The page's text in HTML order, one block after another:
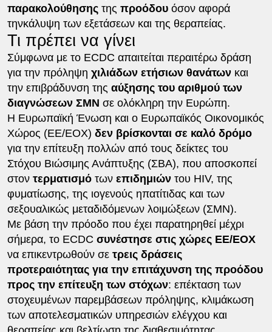
παρακολούθησηςτης προόδουόσον αφορά
τηνκάλυψη των εξετάσεων και της θεραπείας.
Τι πρέπει να γίνει
Σύμφωνα με το ECDC απαιτείται περαιτέρω δράση
για την πρόληψη χιλιάδων ετήσιων θανάτωνκαι
την επιβράδυνση της αύξησης του αριθμού των
διαγνώσεων ΣΜΝ σε ολόκληρη την Ευρώπη.
Η Ευρωπαϊκή Ένωση και ο Ευρωπαϊκός Οικονομικός
Χώρος (ΕΕ/ΕΟΧ) δεν βρίσκονται σε καλό δρόμο
για την επίτευξη πολλών από τους δείκτες του
Στόχου Βιώσιμης Ανάπτυξης (ΣΒΑ), που αποσκοπεί
στον τερματισμότων επιδημιώντου HIV, της
φυματίωσης, της ιογενούς ηπατίτιδας και των
σεξουαλικώς μεταδιδόμενων λοιμώξεων (ΣΜΝ).
Με βάση την πρόοδο που έχει παρατηρηθεί μέχρι
σήμερα, το ECDC συνέστησε στις χώρες ΕΕ/ΕΟΧ
να επικεντρωθούν σε τρεις δράσεις
προτεραιότητας για την επιτάχυνση της προόδου
προς την επίτευξη των στόχων: επέκταση των
στοχευμένων παρεμβάσεων πρόληψης, κλιμάκωση
των αποτελεσματικών υπηρεσιών ελέγχου και